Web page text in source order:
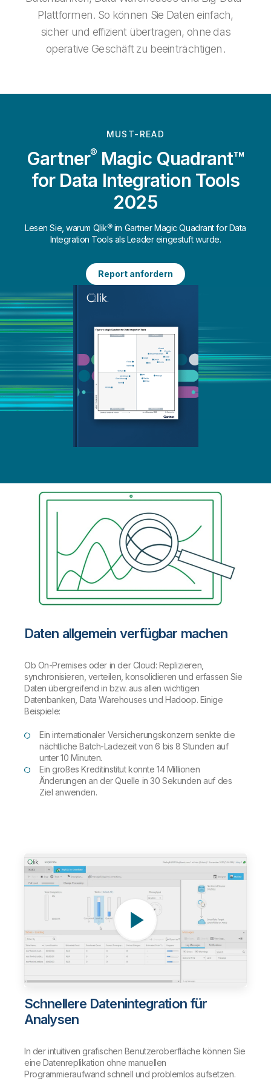
Plattformen. So können Sie Daten einfach,
sicher und effizient übertragen, ohne das
operative Geschäft zu beeinträchtigen.
MUST-READ
Gartner® Magic Quadrant™
for Data Integration Tools
2025
Lesen Sie, warum Qlik® im Gartner Magic Quadrant for Data
Integration Tools als Leader eingestuft wurde.
Report anfordern
Daten allgemein verfügbar machen
Ob On-Premises oder in der Cloud: Replizieren,
synchronisieren, verteilen, konsolidieren und erfassen Sie
Daten übergreifend in bzw. aus allen wichtigen
Datenbanken, Data Warehouses und Hadoop. Einige
Beispiele:
Ein internationaler Versicherungskonzern senkte die
nächtliche Batch-Ladezeit von 6 bis 8 Stunden auf
unter 10 Minuten.
Ein großes Kreditinstitut konnte 14 Millionen
Änderungen an der Quelle in 30 Sekunden auf des
Ziel anwenden.
Schnellere Datenintegration für
Analysen
In der intuitiven grafischen Benutzeroberfläche können Sie
eine Datenreplikation ohne manuellen
Programmieraufwand schnell und problemlos aufsetzen.